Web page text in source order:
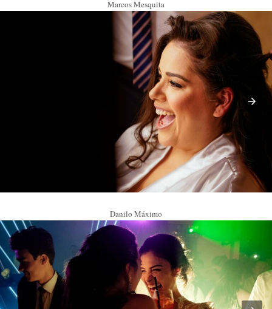
Marcos Mesquita
Danilo Máximo